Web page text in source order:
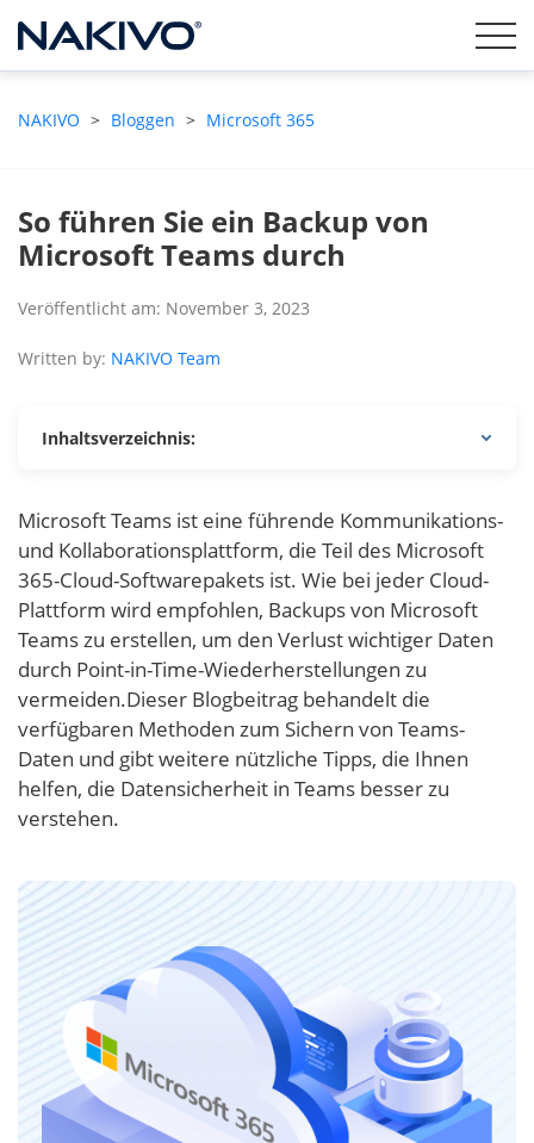
NAKIVO > Bloggen > Microsoft 365
So führen Sie ein Backup von
Microsoft Teams durch
Veröffentlicht am: November 3, 2023
Written by: NAKIVO Team
Inhaltsverzeichnis:
Microsoft Teams ist eine führende Kommunikations-
und Kollaborationsplattform, die Teil des Microsoft
365-Cloud-Softwarepakets ist. Wie bei jeder Cloud-
Plattform wird empfohlen, Backups von Microsoft
Teams zu erstellen, um den Verlust wichtiger Daten
durch Point-in-Time-Wiederherstellungen zu
vermeiden.Dieser Blogbeitrag behandelt die
verfügbaren Methoden zum Sichern von Teams-
Daten und gibt weitere nützliche Tipps, die Ihnen
helfen, die Datensicherheit in Teams besser zu
verstehen.